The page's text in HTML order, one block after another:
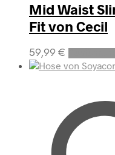
Mid Waist
Fit von Cecil
59,99 €